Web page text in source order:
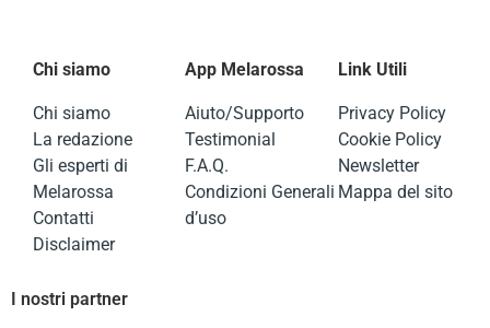
Chi siamo
Chi siamo
La redazione
Gli esperti di
Melarossa
Contatti
Disclaimer
App Melarossa
Aiuto/Supporto
Testimonial
F.A.Q.
Condizioni Generali
d’uso
Link Utili
Privacy Policy
Cookie Policy
Newsletter
Mappa del sito
I nostri partner